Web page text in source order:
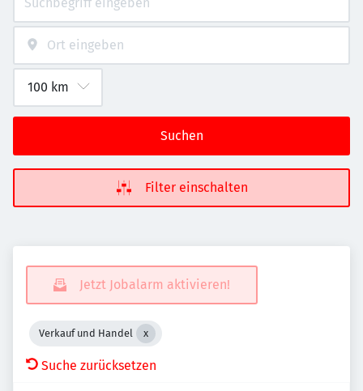
Suchen
Filter einschalten
Jetzt Jobalarm aktivieren!
Verkauf und Handel
Suche zurücksetzen